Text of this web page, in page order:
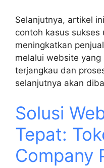
Selanjutnya, artikel
contoh kasus sukses
meningkatkan
melalui website
terjangkau dan
selanjutnya akan
Solusi
Tepat:
Company